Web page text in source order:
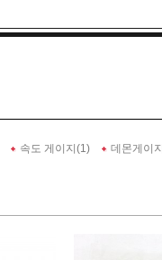
속도 게이지(1) 데몬게이지